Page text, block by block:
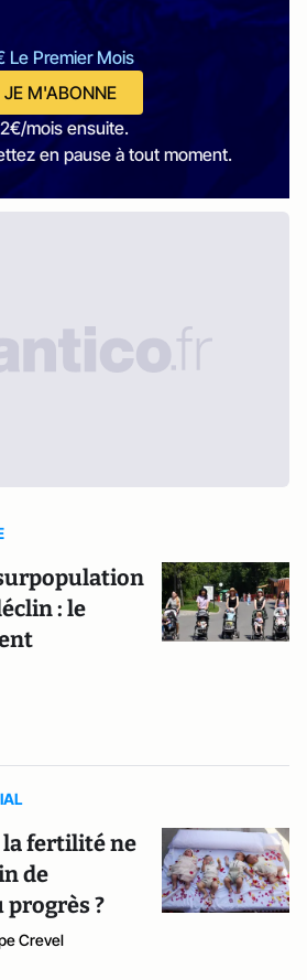
Le Premier Mois
JE M'ABONNE
mois ensuite.
en pause à tout moment.
: le
la fertilité ne
de
progrès ?
Crevel